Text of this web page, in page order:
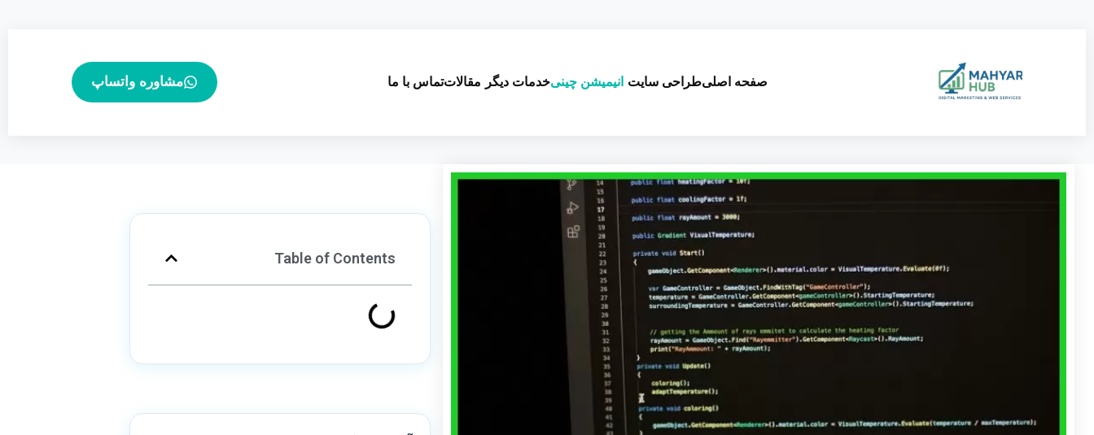
صفحه اصلیطراحی سایت انیمیشن چینیخدمات دیگر مقالاتتماس با ما مشاوره واتساپ
Table of Contents